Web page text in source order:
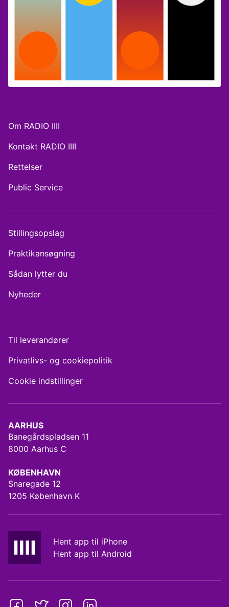
AARHUS
Banegårdspladsen 11
8000 Aarhus C
KØBENHAVN
Snaregade 12
1205 København K
Hent app til iPhone
Hent app til Android
Om RADIO IIII
Kontakt RADIO IIII
Rettelser
Public Service
Stillingsopslag
Praktikansøgning
Sådan lytter du
Nyheder
Til leverandører
Privatlivs- og cookiepolitik
Cookie indstillinger